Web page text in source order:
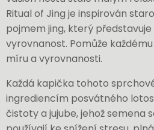
Ritual of Jing je inspirován
pojmem jing, který představuje
vyrovnanost. Pomůže
míru a vyrovnanosti.
Každá kapička tohoto
ingrediencím posvátného
čistoty a jujube, jehož semena